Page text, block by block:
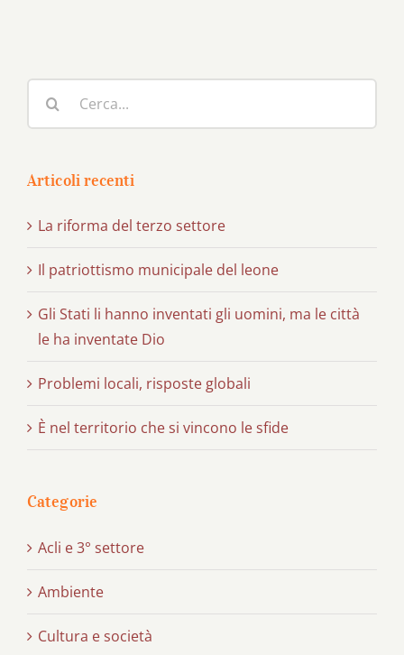
per:
Articoli recenti
La riforma del terzo settore
Il patriottismo municipale del leone
Gli Stati li hanno inventati gli uomini, ma le città
le ha inventate Dio
Problemi locali, risposte globali
È nel territorio che si vincono le sfide
Categorie
Acli e 3° settore
Ambiente
Cultura e società